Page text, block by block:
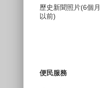
歷史新聞照片(6個月
以前)
便民服務